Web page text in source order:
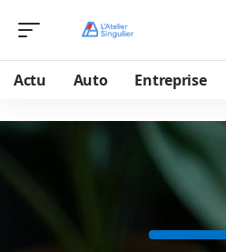
Actu Auto Entreprise